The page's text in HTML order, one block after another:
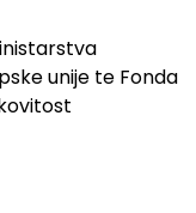
unije te Fonda